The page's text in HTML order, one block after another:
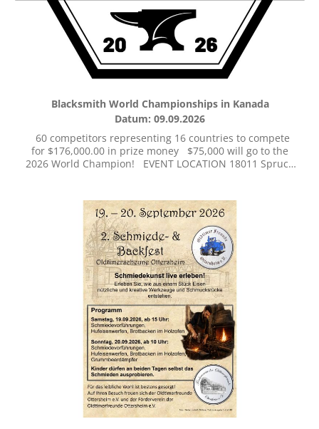
Blacksmith World Championships in Kanada
Datum: 09.09.2026
60 competitors representing 16 countries to compete
for $176,000.00 in prize money $75,000 will go to the
2026 World Champion! EVENT LOCATION 18011 Spruce
https://www.worldchampionshipblacksmiths.com